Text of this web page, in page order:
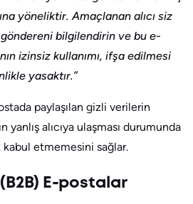
yöneliktir. Amaçlanan alıcı siz
bilgilendirin ve bu e-
izinsiz kullanımı, ifşa edilmesi
yasaktır.”
paylaşılan gizli verilerin
yanlış alıcıya ulaşması durumunda
etmemesini sağlar.
E-postalar